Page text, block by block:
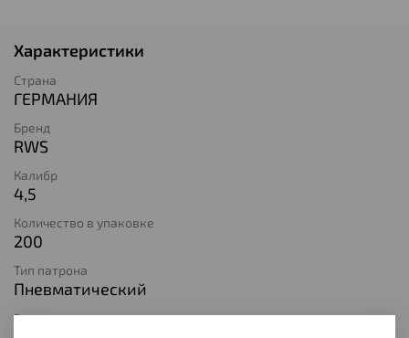
Характеристики
Страна
ГЕРМАНИЯ
Бренд
RWS
Калибр
4,5
Количество в упаковке
200
Тип патрона
Пневматический
Вес пули